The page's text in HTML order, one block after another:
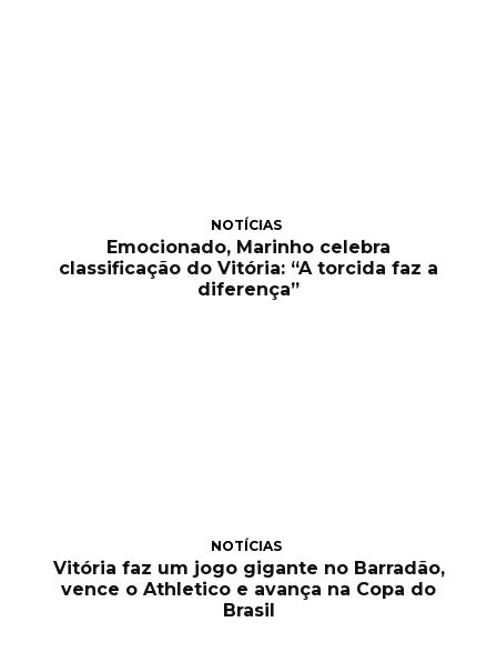
NOTÍCIAS
Emocionado, Marinho celebra
classificação do Vitória: “A torcida faz a
diferença”
NOTÍCIAS
Vitória faz um jogo gigante no Barradão,
vence o Athletico e avança na Copa do
Brasil